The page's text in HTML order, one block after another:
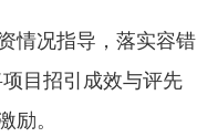
情况指导，落实容错
目招引成效与评先
励。